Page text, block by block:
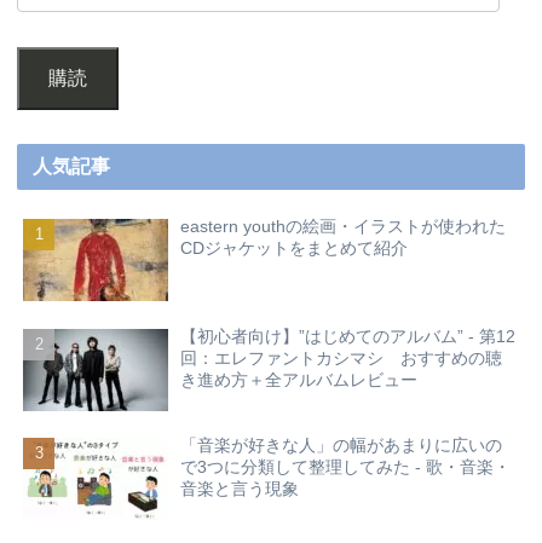
購読
人気記事
eastern youthの絵画・イラストが使われた
CDジャケットをまとめて紹介
【初心者向け】”はじめてのアルバム” - 第12
回：エレファントカシマシ おすすめの聴
き進め方＋全アルバムレビュー
「音楽が好きな人」の幅があまりに広いの
で3つに分類して整理してみた - 歌・音楽・
音楽と言う現象